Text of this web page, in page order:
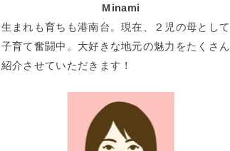
Minami
生まれも育ちも港南台。現在、２児の母として
子育て奮闘中。大好きな地元の魅力をたくさん
紹介させていただきます！